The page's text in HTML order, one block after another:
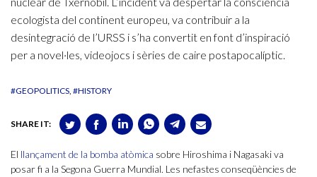
ecologista del continent europeu, va contribuir a la
desintegració de l’URSS i s’ha convertit en font d’inspiració
per a novel·les, videojocs i sèries de caire postapocalíptic.
#GEOPOLITICS #HISTORY
SHARE IT:
El llançament de la bomba atòmica sobre Hiroshima i Nagasaki va
posar fi a la Segona Guerra Mundial. Les nefastes conseqüències de